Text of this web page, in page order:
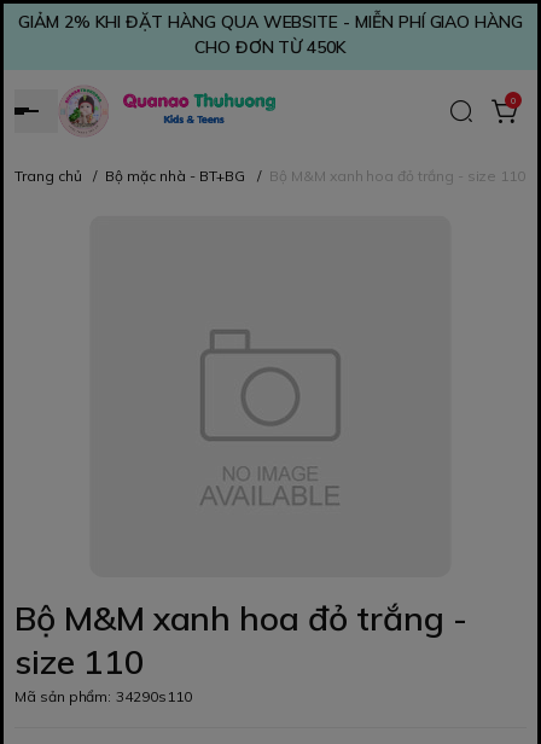
GIẢM 2% KHI ĐẶT HÀNG QUA WEBSITE - MIỄN PHÍ GIAO HÀNG
CHO ĐƠN TỪ 450K
0
Trang chủ / Bộ mặc nhà - BT+BG / Bộ M&M xanh hoa đỏ trắng - size 110
Bộ M&M xanh hoa đỏ trắng -
size 110
Mã sản phẩm: 34290s110